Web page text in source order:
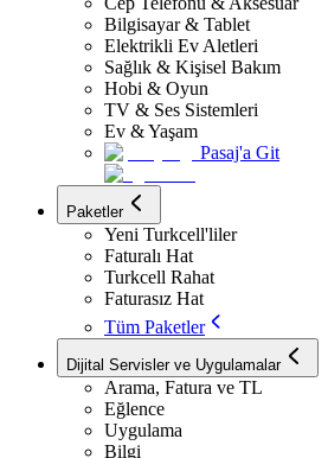
Bilgisayar & Tablet
Elektrikli Ev Aletleri
Sağlık & Kişisel Bakım
Hobi & Oyun
TV & Ses Sistemleri
Ev & Yaşam
Pasaj'a Git
Paketler
Yeni Turkcell'liler
Faturalı Hat
Turkcell Rahat
Faturasız Hat
Tüm Paketler
Dijital Servisler ve Uygulamalar
Arama, Fatura ve TL
Eğlence
Uygulama
Bilgi